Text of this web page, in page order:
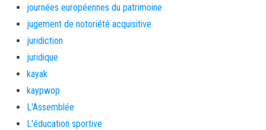
journées européennes du patrimoine
jugement de notoriété acquisitive
juridiction
juridique
kayak
kaypwop
L'Assemblée
L'éducation sportive